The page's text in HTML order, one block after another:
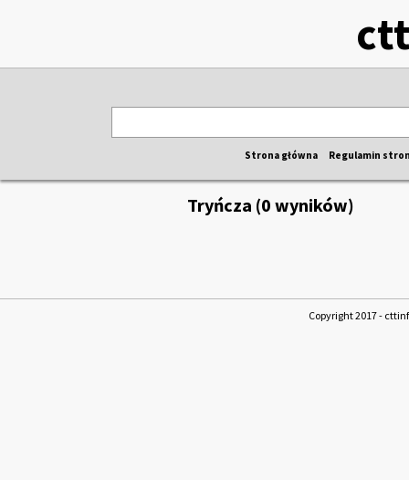
Strona główna Regulamin
Tryńcza (0 wyników)
Copyright 2017 -